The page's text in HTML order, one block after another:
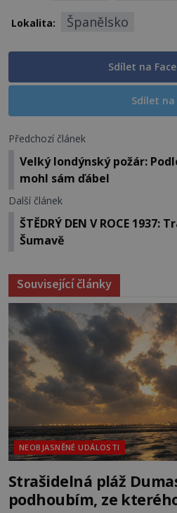
Lokalita: Španělsko
Sdílet na
Sdílet na
Předchozí článek
Velký londýnský požár:
mohl sám ďábel
Další článek
ŠTĚDRÝ DEN V ROCE 1937:
Šumavě
Související články
NEOBJASNĚNÉ UDÁLOSTI
Strašidelná pláž
podhoubím, ze